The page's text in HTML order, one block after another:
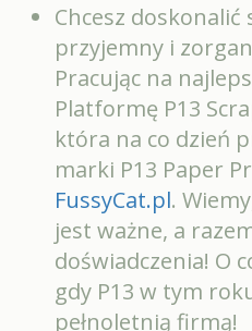
Chcesz
przyjemny i
Pracując na
Platformę P13
która na co dzień
marki P13 Paper
FussyCat.pl.
jest ważne, a
doświadczenia! O
gdy P13 w tym
pełnoletnią firmą!